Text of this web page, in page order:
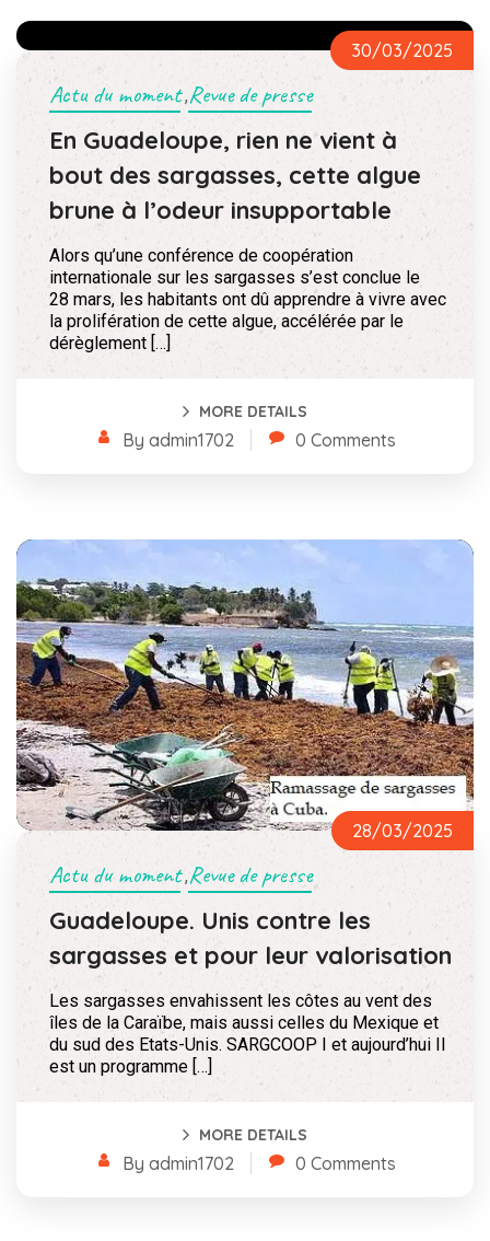
30/03/2025
Actu du moment,Revue de presse
En Guadeloupe, rien ne vient à
bout des sargasses, cette algue
brune à l’odeur insupportable
Alors qu’une conférence de coopération
internationale sur les sargasses s’est conclue le
28 mars, les habitants ont dû apprendre à vivre avec
la prolifération de cette algue, accélérée par le
dérèglement […]
MORE DETAILS
By admin1702 0 Comments
28/03/2025
Actu du moment,Revue de presse
Guadeloupe. Unis contre les
sargasses et pour leur valorisation
Les sargasses envahissent les côtes au vent des
îles de la Caraïbe, mais aussi celles du Mexique et
du sud des Etats-Unis. SARGCOOP I et aujourd’hui II
est un programme […]
MORE DETAILS
By admin1702 0 Comments